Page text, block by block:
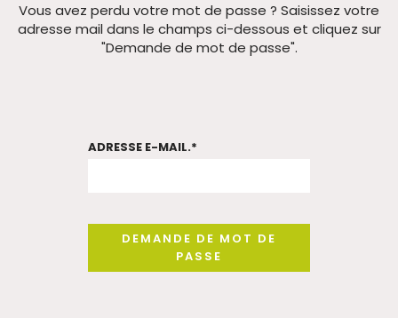
Vous avez perdu votre mot de passe ? Saisissez votre
adresse mail dans le champs ci-dessous et cliquez sur
"Demande de mot de passe".
ADRESSE E-MAIL.*
DEMANDE DE MOT DE
PASSE